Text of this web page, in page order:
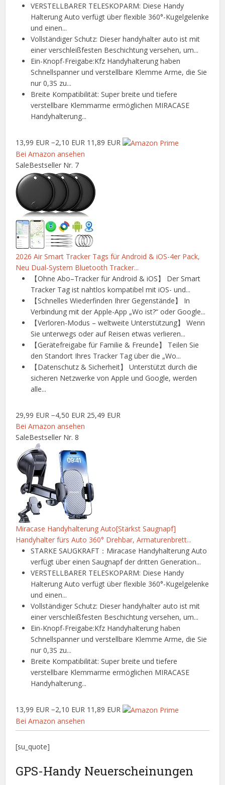
VERSTELLBARER TELESKOPARM: Diese Handy
Halterung Auto verfügt über flexible 360°-Kugelgelenke
und einen...
Vollständiger Schutz: Dieser handyhalter auto ist mit
einer verschleißfesten Beschichtung versehen, um...
Ein-Knopf-Freigabe:Kfz Handyhalterung haben
Schnellspanner und verstellbare Klemme Arme, die Sie
nur 0,3S zu...
Breite Kompatibilität: Super breite und tiefere
verstellbare Klemmarme ermöglichen MIRACASE
Handyhalterung...
13,99 EUR −2,10 EUR 11,89 EUR
Bei Amazon ansehen
SaleBestseller Nr. 7
2026 Air Smart Tracker Tags für Android & iOS-4er Pack,
Neu Dual-System Bluetooth Tracker...
【Ohne Abo–Tracker für Android & iOS】 Der Smart
Tracker Tag ist nahtlos kompatibel mit iOS- und...
【Schnelles Wiederfinden Ihrer Gegenstände】 In
Verbindung mit der Apple-App „Wo ist?“ oder Google...
【Verloren-Modus – weltweite Unterstützung】 Wenn
Sie unterwegs oder auf Reisen etwas verlieren...
【Gerätefreigabe für Familie & Freunde】 Teilen Sie
den Standort Ihres Tracker Tag über die „Wo...
【Datenschutz & Sicherheit】 Unterstützt durch die
sicheren Netzwerke von Apple und Google, werden
alle...
29,99 EUR −4,50 EUR 25,49 EUR
Bei Amazon ansehen
SaleBestseller Nr. 8
Miracase Handyhalterung Auto[Stärkst Saugnapf]
Handyhalter fürs Auto 360° Drehbar, Armaturenbrett...
STARKE SAUGKRAFT：Miracase Handyhalterung Auto
verfügt über einen Saugnapf der dritten Generation...
VERSTELLBARER TELESKOPARM: Diese Handy
Halterung Auto verfügt über flexible 360°-Kugelgelenke
und einen...
Vollständiger Schutz: Dieser handyhalter auto ist mit
einer verschleißfesten Beschichtung versehen, um...
Ein-Knopf-Freigabe:Kfz Handyhalterung haben
Schnellspanner und verstellbare Klemme Arme, die Sie
nur 0,3S zu...
Breite Kompatibilität: Super breite und tiefere
verstellbare Klemmarme ermöglichen MIRACASE
Handyhalterung...
13,99 EUR −2,10 EUR 11,89 EUR
Bei Amazon ansehen
[su_quote]
GPS-Handy Neuerscheinungen